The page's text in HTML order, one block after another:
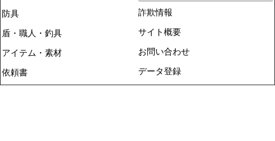
防具
盾・職人・釣具
アイテム・素材
依頼書
詐欺情報
サイト概要
お問い合わせ
データ登録